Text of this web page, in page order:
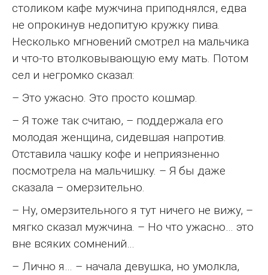
столиком кафе мужчина приподнялся, едва
не опрокинув недопитую кружку пива.
Несколько мгновений смотрел на мальчика
и что-то втолковывающую ему мать. Потом
сел и негромко сказал:
– Это ужасно. Это просто кошмар.
– Я тоже так считаю, – поддержала его
молодая женщина, сидевшая напротив.
Отставила чашку кофе и неприязненно
посмотрела на мальчишку. – Я бы даже
сказала – омерзительно.
– Ну, омерзительного я тут ничего не вижу, –
мягко сказал мужчина. – Но что ужасно… это
вне всяких сомнений…
– Лично я… – начала девушка, но умолкла,